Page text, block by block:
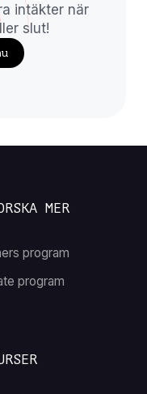
intäkter när
slut!
MER
program
program